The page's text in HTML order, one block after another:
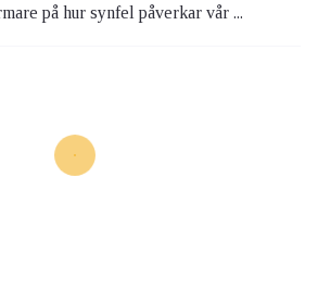
på hur synfel påverkar vår ...